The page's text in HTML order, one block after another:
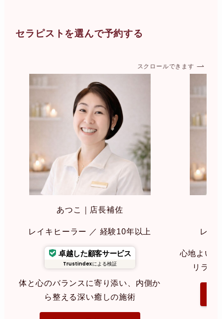
セラピストを選んで予約する
スクロールできます
あつこ｜店長補佐
レイキヒーラー ／ 経験10年以上
卓越した顧客サービス
Trustindexによる検証
体と心のバランスに寄り添い、内側か
ら整える深い癒しの施術
レイ
心地よい
リラク